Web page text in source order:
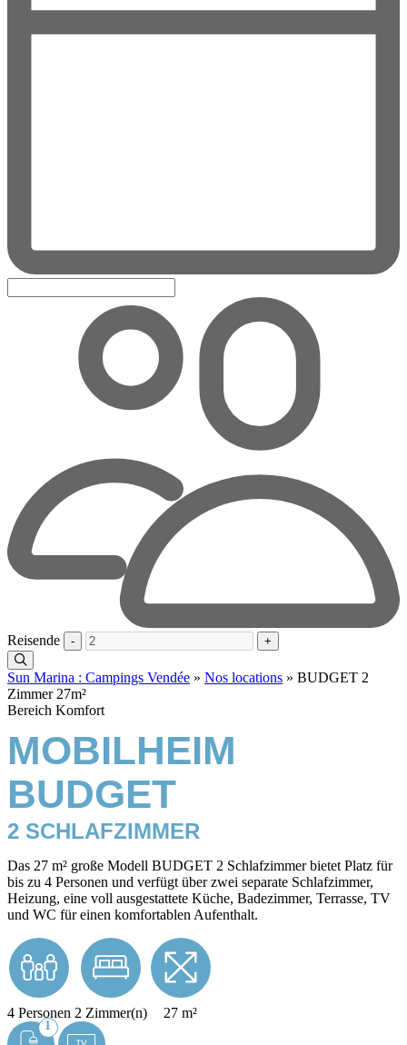
Reisende - +
Sun Marina : Campings Vendée » Nos locations » BUDGET 2
Zimmer 27m²
Bereich Komfort
MOBILHEIM
BUDGET
2 SCHLAFZIMMER
Das 27 m² große Modell BUDGET 2 Schlafzimmer bietet Platz für
bis zu 4 Personen und verfügt über zwei separate Schlafzimmer,
Heizung, eine voll ausgestattete Küche, Badezimmer, Terrasse, TV
und WC für einen komfortablen Aufenthalt.
4 Personen 2 Zimmer(n) 27 m²
1